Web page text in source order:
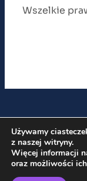
Wszelkie
Używamy
z naszej witryny.
Więcej informacji
oraz możliwości